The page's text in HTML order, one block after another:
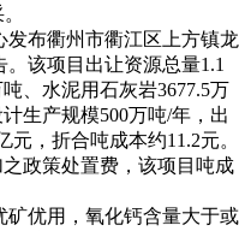
发布衢州市衢江区上方镇龙
该项目出让资源总量1.1
、水泥用石灰岩3677.5万
生产规模500万吨/年，出
，折合吨成本约11.2元。
政策处置费，该项目吨成
矿优用，氧化钙含量大于或